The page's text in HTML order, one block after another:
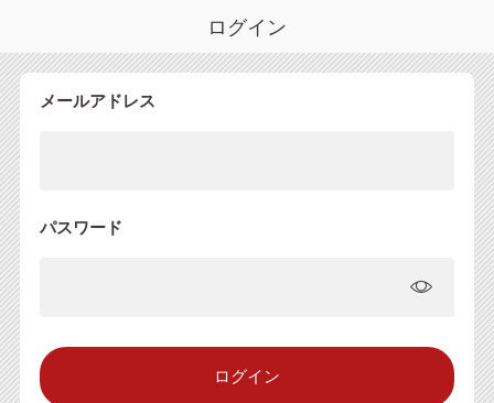
ログイン
メールアドレス
パスワード